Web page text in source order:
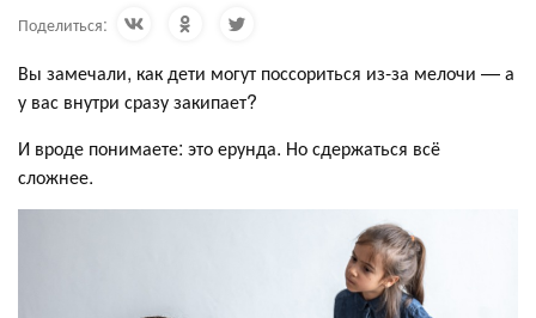
Поделиться:
Вы замечали, как дети могут поссориться из-за мелочи — а
у вас внутри сразу закипает?
И вроде понимаете: это ерунда. Но сдержаться всё
сложнее.